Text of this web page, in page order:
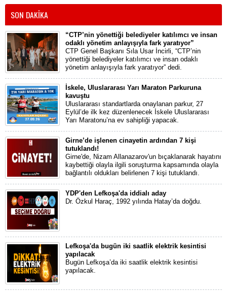
SON DAKİKA
“CTP’nin yönettiği belediyeler katılımcı ve insan
odaklı yönetim anlayışıyla fark yaratıyor”
CTP Genel Başkanı Sıla Usar İncirli, “CTP’nin
yönettiği belediyeler katılımcı ve insan odaklı
yönetim anlayışıyla fark yaratıyor” dedi.
İskele, Uluslararası Yarı Maraton Parkuruna
kavuştu
Uluslararası standartlarda onaylanan parkur, 27
Eylül’de ilk kez düzenlenecek İskele Uluslararası
Yarı Maratonu’na ev sahipliği yapacak.
Girne’de işlenen cinayetin ardından 7 kişi
tutuklandı!
Girne'de, Nizam Allanazarov'un bıçaklanarak hayatını
kaybettiği olayla ilgili soruşturma kapsamında olayla
bağlantılı oldukları belirlenen 7 kişi tutuklandı.
YDP'den Lefkoşa'da iddialı aday
Dr. Özkul Haraç, 1992 yılında Hatay’da doğdu.
Lefkoşa'da bugün iki saatlik elektrik kesintisi
yapılacak
Bugün Lefkoşa’da iki saatlik elektrik kesintisi
yapılacak.